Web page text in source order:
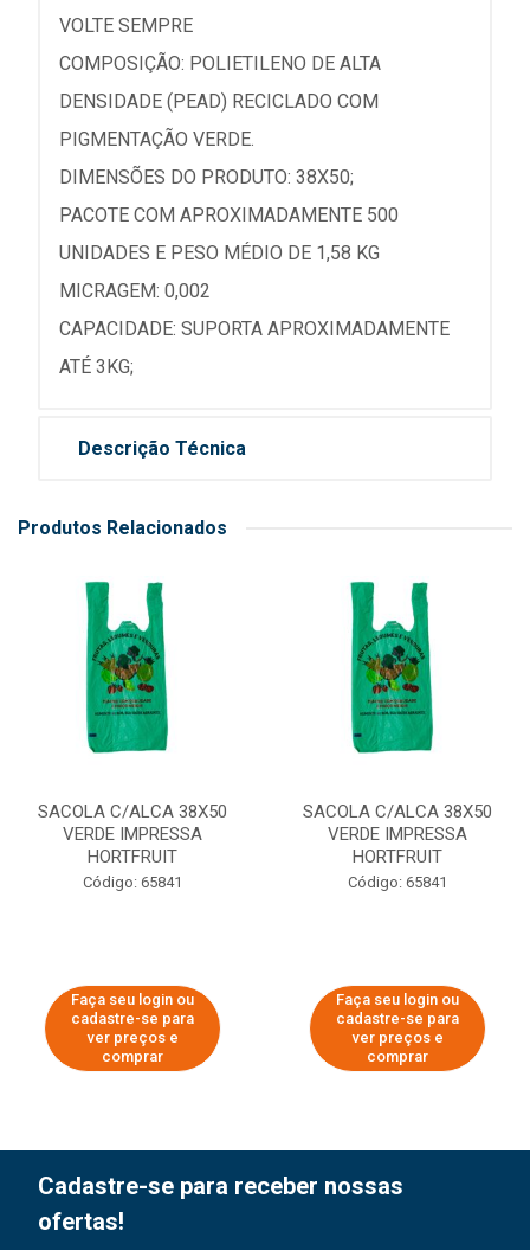
VOLTE SEMPRE
COMPOSIÇÃO: POLIETILENO DE ALTA
DENSIDADE (PEAD) RECICLADO COM
PIGMENTAÇÃO VERDE.
DIMENSÕES DO PRODUTO: 38X50;
PACOTE COM APROXIMADAMENTE 500
UNIDADES E PESO MÉDIO DE 1,58 KG
MICRAGEM: 0,002
CAPACIDADE: SUPORTA APROXIMADAMENTE
ATÉ 3KG;
Descrição Técnica
Produtos Relacionados
SACOLA C/ALCA 38X50
VERDE IMPRESSA
HORTFRUIT
Código: 65841
Faça seu login ou
cadastre-se para
ver preços e
comprar
SACOLA C/ALCA 38X50
VERDE IMPRESSA
HORTFRUIT
Código: 65841
Faça seu login ou
cadastre-se para
ver preços e
comprar
Cadastre-se para receber nossas
ofertas!